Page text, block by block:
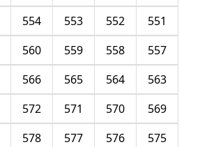
551
552
553
554
557
558
559
560
563
564
565
566
569
570
571
572
575
576
577
578